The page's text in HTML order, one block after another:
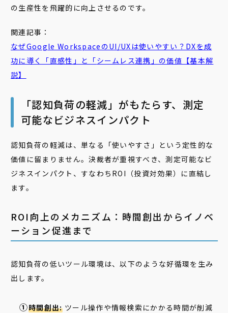
の生産性を飛躍的に向上させるのです。
関連記事：
なぜGoogle WorkspaceのUI/UXは使いやすい？DXを成
功に導く「直感性」と「シームレス連携」の価値【基本解
説】
「認知負荷の軽減」がもたらす、測定
可能なビジネスインパクト
認知負荷の軽減は、単なる「使いやすさ」という定性的な
価値に留まりません。決裁者が重視すべき、測定可能なビ
ジネスインパクト、すなわちROI（投資対効果）に直結し
ます。
ROI向上のメカニズム：時間創出からイノベ
ーション促進まで
認知負荷の低いツール環境は、以下のような好循環を生み
出します。
時間創出:ツール操作や情報検索にかかる時間が削減